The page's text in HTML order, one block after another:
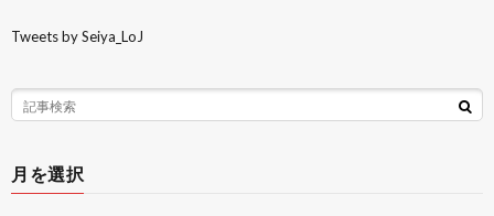
Tweets by Seiya_LoJ
月を選択